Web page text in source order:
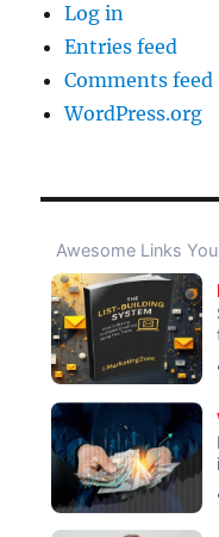
Log in
Entries feed
Comments feed
WordPress.org